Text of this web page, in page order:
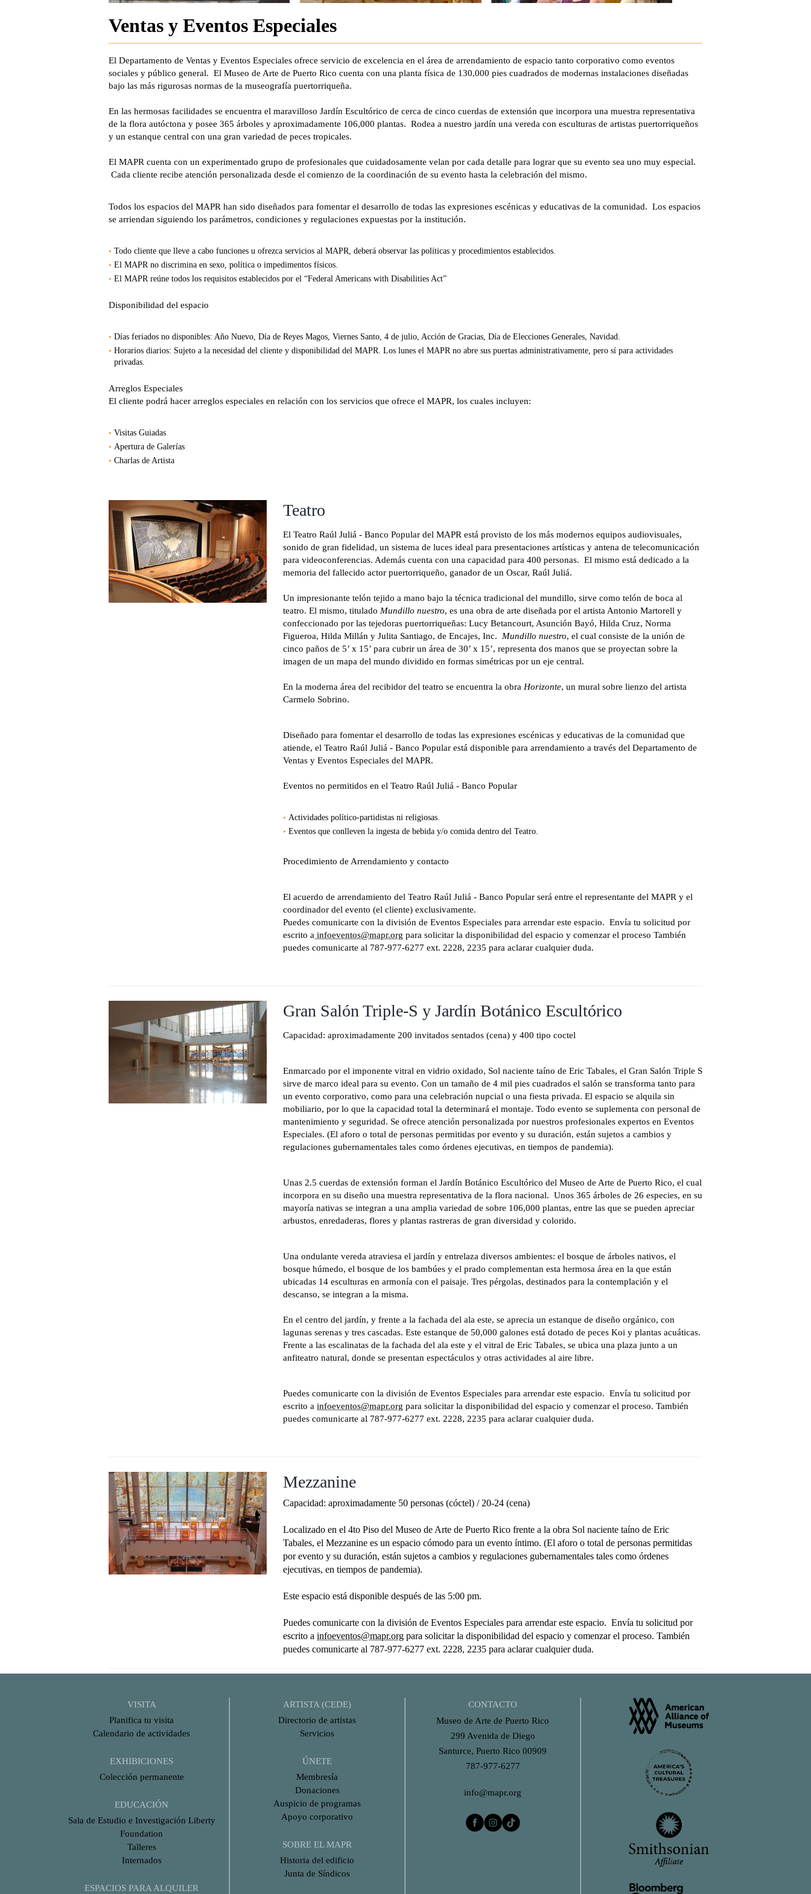
Ventas y Eventos Especiales
El Departamento de Ventas y Eventos Especiales ofrece servicio de excelencia en el área de arrendamiento de espacio tanto corporativo como eventos
sociales y público general. El Museo de Arte de Puerto Rico cuenta con una planta física de 130,000 pies cuadrados de modernas instalaciones diseñadas
bajo las más rigurosas normas de la museografía puertorriqueña.
En las hermosas facilidades se encuentra el maravilloso Jardín Escultórico de cerca de cinco cuerdas de extensión que incorpora una muestra representativa
de la flora autóctona y posee 365 árboles y aproximadamente 106,000 plantas. Rodea a nuestro jardín una vereda con esculturas de artistas puertorriqueños
y un estanque central con una gran variedad de peces tropicales.
El MAPR cuenta con un experimentado grupo de profesionales que cuidadosamente velan por cada detalle para lograr que su evento sea uno muy especial.
Cada cliente recibe atención personalizada desde el comienzo de la coordinación de su evento hasta la celebración del mismo.
Todos los espacios del MAPR han sido diseñados para fomentar el desarrollo de todas las expresiones escénicas y educativas de la comunidad. Los espacios
se arriendan siguiendo los parámetros, condiciones y regulaciones expuestas por la institución.
Todo cliente que lleve a cabo funciones u ofrezca servicios al MAPR, deberá observar las políticas y procedimientos establecidos.
El MAPR no discrimina en sexo, política o impedimentos físicos.
El MAPR reúne todos los requisitos establecidos por el “Federal Americans with Disabilities Act”
Disponibilidad del espacio
Días feriados no disponibles: Año Nuevo, Día de Reyes Magos, Viernes Santo, 4 de julio, Acción de Gracias, Día de Elecciones Generales, Navidad.
Horarios diarios: Sujeto a la necesidad del cliente y disponibilidad del MAPR. Los lunes el MAPR no abre sus puertas administrativamente, pero sí para actividades
privadas.
Arreglos Especiales
El cliente podrá hacer arreglos especiales en relación con los servicios que ofrece el MAPR, los cuales incluyen:
Visitas Guiadas
Apertura de Galerías
Charlas de Artista
Teatro
El Teatro Raúl Juliá - Banco Popular del MAPR está provisto de los más modernos equipos audiovisuales,
sonido de gran fidelidad, un sistema de luces ideal para presentaciones artísticas y antena de telecomunicación
para videoconferencias. Además cuenta con una capacidad para 400 personas. El mismo está dedicado a la
memoria del fallecido actor puertorriqueño, ganador de un Oscar, Raúl Juliá.
Un impresionante telón tejido a mano bajo la técnica tradicional del mundillo, sirve como telón de boca al
teatro. El mismo, titulado Mundillo nuestro, es una obra de arte diseñada por el artista Antonio Martorell y
confeccionado por las tejedoras puertorriqueñas: Lucy Betancourt, Asunción Bayó, Hilda Cruz, Norma
Figueroa, Hilda Millán y Julita Santiago, de Encajes, Inc. Mundillo nuestro, el cual consiste de la unión de
cinco paños de 5’ x 15’ para cubrir un área de 30’ x 15’, representa dos manos que se proyectan sobre la
imagen de un mapa del mundo dividido en formas simétricas por un eje central.
En la moderna área del recibidor del teatro se encuentra la obra Horizonte, un mural sobre lienzo del artista
Carmelo Sobrino.
Diseñado para fomentar el desarrollo de todas las expresiones escénicas y educativas de la comunidad que
atiende, el Teatro Raúl Juliá - Banco Popular está disponible para arrendamiento a través del Departamento de
Ventas y Eventos Especiales del MAPR.
Eventos no permitidos en el Teatro Raúl Juliá - Banco Popular
Actividades político-partidistas ni religiosas.
Eventos que conlleven la ingesta de bebida y/o comida dentro del Teatro.
Procedimiento de Arrendamiento y contacto
El acuerdo de arrendamiento del Teatro Raúl Juliá - Banco Popular será entre el representante del MAPR y el
coordinador del evento (el cliente) exclusivamente.
Puedes comunicarte con la división de Eventos Especiales para arrendar este espacio. Envía tu solicitud por
escrito a infoeventos@mapr.org para solicitar la disponibilidad del espacio y comenzar el proceso También
puedes comunicarte al 787-977-6277 ext. 2228, 2235 para aclarar cualquier duda.
Gran Salón Triple-S y Jardín Botánico Escultórico
Capacidad: aproximadamente 200 invitados sentados (cena) y 400 tipo coctel
Enmarcado por el imponente vitral en vidrio oxidado, Sol naciente taíno de Eric Tabales, el Gran Salón Triple S
sirve de marco ideal para su evento. Con un tamaño de 4 mil pies cuadrados el salón se transforma tanto para
un evento corporativo, como para una celebración nupcial o una fiesta privada. El espacio se alquila sin
mobiliario, por lo que la capacidad total la determinará el montaje. Todo evento se suplementa con personal de
mantenimiento y seguridad. Se ofrece atención personalizada por nuestros profesionales expertos en Eventos
Especiales. (El aforo o total de personas permitidas por evento y su duración, están sujetos a cambios y
regulaciones gubernamentales tales como órdenes ejecutivas, en tiempos de pandemia).
Unas 2.5 cuerdas de extensión forman el Jardín Botánico Escultórico del Museo de Arte de Puerto Rico, el cual
incorpora en su diseño una muestra representativa de la flora nacional. Unos 365 árboles de 26 especies, en su
mayoría nativas se integran a una amplia variedad de sobre 106,000 plantas, entre las que se pueden apreciar
arbustos, enredaderas, flores y plantas rastreras de gran diversidad y colorido.
Una ondulante vereda atraviesa el jardín y entrelaza diversos ambientes: el bosque de árboles nativos, el
bosque húmedo, el bosque de los bambúes y el prado complementan esta hermosa área en la que están
ubicadas 14 esculturas en armonía con el paisaje. Tres pérgolas, destinados para la contemplación y el
descanso, se integran a la misma.
En el centro del jardín, y frente a la fachada del ala este, se aprecia un estanque de diseño orgánico, con
lagunas serenas y tres cascadas. Este estanque de 50,000 galones está dotado de peces Koi y plantas acuáticas.
Frente a las escalinatas de la fachada del ala este y el vitral de Eric Tabales, se ubica una plaza junto a un
anfiteatro natural, donde se presentan espectáculos y otras actividades al aire libre.
Puedes comunicarte con la división de Eventos Especiales para arrendar este espacio. Envía tu solicitud por
escrito a infoeventos@mapr.org para solicitar la disponibilidad del espacio y comenzar el proceso. También
puedes comunicarte al 787-977-6277 ext. 2228, 2235 para aclarar cualquier duda.
Mezzanine
Capacidad: aproximadamente 50 personas (cóctel) / 20-24 (cena)
Localizado en el 4to Piso del Museo de Arte de Puerto Rico frente a la obra Sol naciente taíno de Eric
Tabales, el Mezzanine es un espacio cómodo para un evento íntimo. (El aforo o total de personas permitidas
por evento y su duración, están sujetos a cambios y regulaciones gubernamentales tales como órdenes
ejecutivas, en tiempos de pandemia).
Este espacio está disponible después de las 5:00 pm.
Puedes comunicarte con la división de Eventos Especiales para arrendar este espacio. Envía tu solicitud por
escrito a infoeventos@mapr.org para solicitar la disponibilidad del espacio y comenzar el proceso. También
puedes comunicarte al 787-977-6277 ext. 2228, 2235 para aclarar cualquier duda.
VISITA
Planifica tu visita
Calendario de actividades
EXHIBICIONES
Colección permanente
EDUCACIÓN
Sala de Estudio e Investigación Liberty
Foundation
Talleres
Internados
ESPACIOS PARA ALQUILER
ARTISTA (CEDE)
Directorio de artistas
Servicios
ÚNETE
Membresía
Donaciones
Auspicio de programas
Apoyo corporativo
SOBRE EL MAPR
Historia del edificio
Junta de Síndicos
CONTACTO
Museo de Arte de Puerto Rico
299 Avenida de Diego
Santurce, Puerto Rico 00909
787-977-6277
info@mapr.org